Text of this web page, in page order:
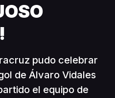
pudo celebrar
de Álvaro Vidales
el equipo de